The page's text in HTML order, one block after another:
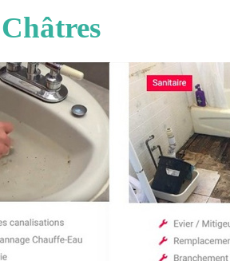
Châtres